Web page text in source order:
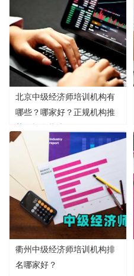
北京中级经济师培训机构有
哪些？哪家好？正规机构推
衢州中级经济师培训机构排
名哪家好？